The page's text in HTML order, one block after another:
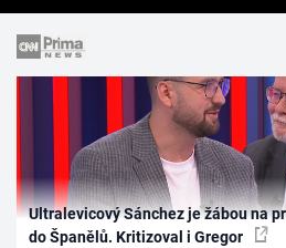
Ultralevicový Sánchez je žábou na
do Španělů. Kritizoval i Gregor